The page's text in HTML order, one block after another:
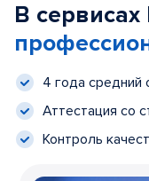
В
4 года средний
Аттестация со
Контроль